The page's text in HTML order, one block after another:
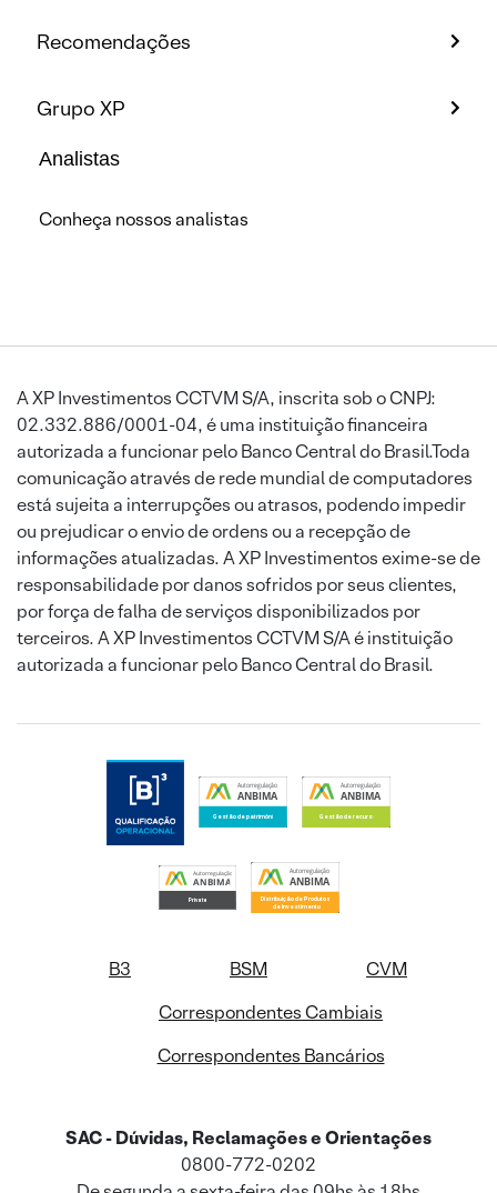
Recomendações
Grupo XP
Analistas
Conheça nossos analistas
A XP Investimentos CCTVM S/A, inscrita sob o CNPJ:
02.332.886/0001-04, é uma instituição financeira
autorizada a funcionar pelo Banco Central do Brasil.Toda
comunicação através de rede mundial de computadores
está sujeita a interrupções ou atrasos, podendo impedir
ou prejudicar o envio de ordens ou a recepção de
informações atualizadas. A XP Investimentos exime-se de
responsabilidade por danos sofridos por seus clientes,
por força de falha de serviços disponibilizados por
terceiros. A XP Investimentos CCTVM S/A é instituição
autorizada a funcionar pelo Banco Central do Brasil.
B3 BSM
CVM
Correspondentes Cambiais
Correspondentes Bancários
SAC - Dúvidas, Reclamações e Orientações
0800-772-0202